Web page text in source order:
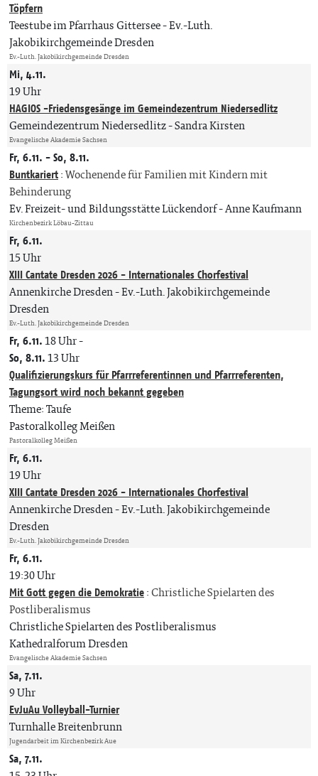
Töpfern
Teestube im Pfarrhaus Gittersee Ev.-Luth.
Jakobikirchgemeinde Dresden
Ev.-Luth. Jakobikirchgemeinde Dresden
Mi, 4.11.
19 Uhr
HAGIOS -Friedensgesänge im Gemeindezentrum Niedersedlitz
Gemeindezentrum Niedersedlitz Sandra Kirsten
Evangelische Akademie Sachsen
Fr, 6.11. - So, 8.11.
Buntkariert:Wochenende für Familien mit Kindern mit
Behinderung
Ev. Freizeit- und Bildungsstätte Lückendorf Anne Kaufmann
Kirchenbezirk Löbau-Zittau
Fr, 6.11.
15 Uhr
XIII Cantate Dresden 2026 - Internationales Chorfestival
Annenkirche Dresden Ev.-Luth. Jakobikirchgemeinde
Dresden
Ev.-Luth. Jakobikirchgemeinde Dresden
Fr, 6.11.18 Uhr-
So, 8.11.13 Uhr
Qualifizierungskurs für Pfarrreferentinnen und Pfarrreferenten,
Tagungsort wird noch bekannt gegeben
Theme: Taufe
Pastoralkolleg Meißen
Pastoralkolleg Meißen
Fr, 6.11.
19 Uhr
XIII Cantate Dresden 2026 - Internationales Chorfestival
Annenkirche Dresden Ev.-Luth. Jakobikirchgemeinde
Dresden
Ev.-Luth. Jakobikirchgemeinde Dresden
Fr, 6.11.
19:30 Uhr
Mit Gott gegen die Demokratie:Christliche Spielarten des
Postliberalismus
Christliche Spielarten des Postliberalismus
Kathedralforum Dresden
Evangelische Akademie Sachsen
Sa, 7.11.
9 Uhr
EvJuAu Volleyball-Turnier
Turnhalle Breitenbrunn
Jugendarbeit im Kirchenbezirk Aue
Sa, 7.11.